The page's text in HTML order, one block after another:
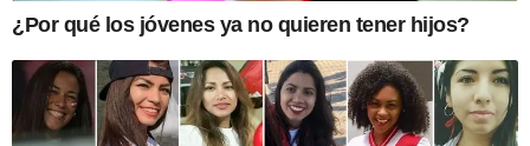
¿Por qué los jóvenes ya no quieren tener hijos?